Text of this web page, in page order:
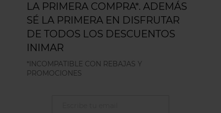
LA PRIMERA COMPRA*. ADEMÁS
SÉ LA PRIMERA EN DISFRUTAR
DE TODOS LOS DESCUENTOS
INIMAR
*INCOMPATIBLE CON REBAJAS Y
PROMOCIONES